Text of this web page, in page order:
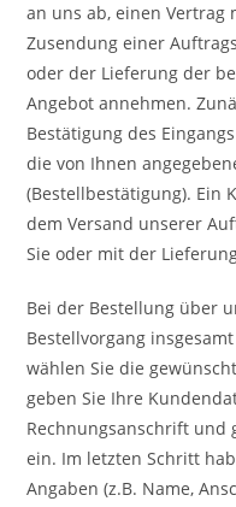
an uns ab, einen
Zusendung einer
oder der Lieferung der
Angebot annehmen.
Bestätigung des
die von Ihnen
(Bestellbestätigung). Ein
dem Versand unserer
Sie oder mit der
Bei der Bestellung über
Bestellvorgang
wählen Sie die
geben Sie Ihre
Rechnungsanschrift und
ein. Im letzten Schritt
Angaben (z.B. Name,